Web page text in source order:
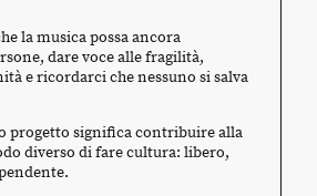
la musica possa ancora
dare voce alle fragilità,
e ricordarci che nessuno si salva
progetto significa contribuire alla
diverso di fare cultura: libero,